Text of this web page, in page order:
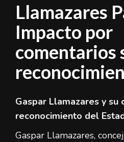
Llamazares
Impacto por
comentarios
Gaspar Llamazares y
reconocimiento del
Gaspar Llamazares,